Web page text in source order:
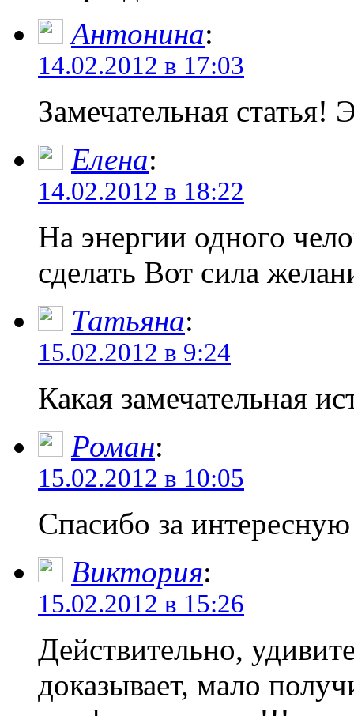
Антонина:
14.02.2012 в 17:03
Замечательная
Елена:
14.02.2012 в 18:22
На энергии одного
сделать Вот сила
Татьяна:
15.02.2012 в 9:24
Какая замечательная
Роман:
15.02.2012 в 10:05
Спасибо за
Виктория:
15.02.2012 в 15:26
Действительно,
доказывает, мало